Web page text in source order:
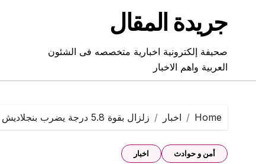
contentجريدة المقال
صحيفة إلكترونية اخبارية متخصصه فى الشئون
العربية واهم الاخبار
Home اخبار زلزال بقوة 5.8 درجة يضرب بنجلاديش
أمن و حوادث اخبار